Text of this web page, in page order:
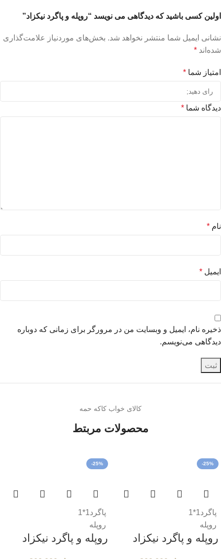
اولین کسی باشید که دیدگاهی می نویسد “روپله و پاگرد نیکزاد”
نشانی ایمیل شما منتشر نخواهد شد. بخش‌های موردنیاز علامت‌گذاری
شده‌اند *
امتیاز شما *
دیدگاه شما *
نام *
ایمیل *
ذخیره نام، ایمیل و وبسایت من در مرورگر برای زمانی که دوباره
دیدگاهی می‌نویسم.
کالای خواب کاکه حمه
محصولات مربتط
-25%
پاگرد1*1
روپله
روپله و پاگرد نیکزاد
-25%
پاگرد1*1
روپله
روپله و پاگرد نیکزاد